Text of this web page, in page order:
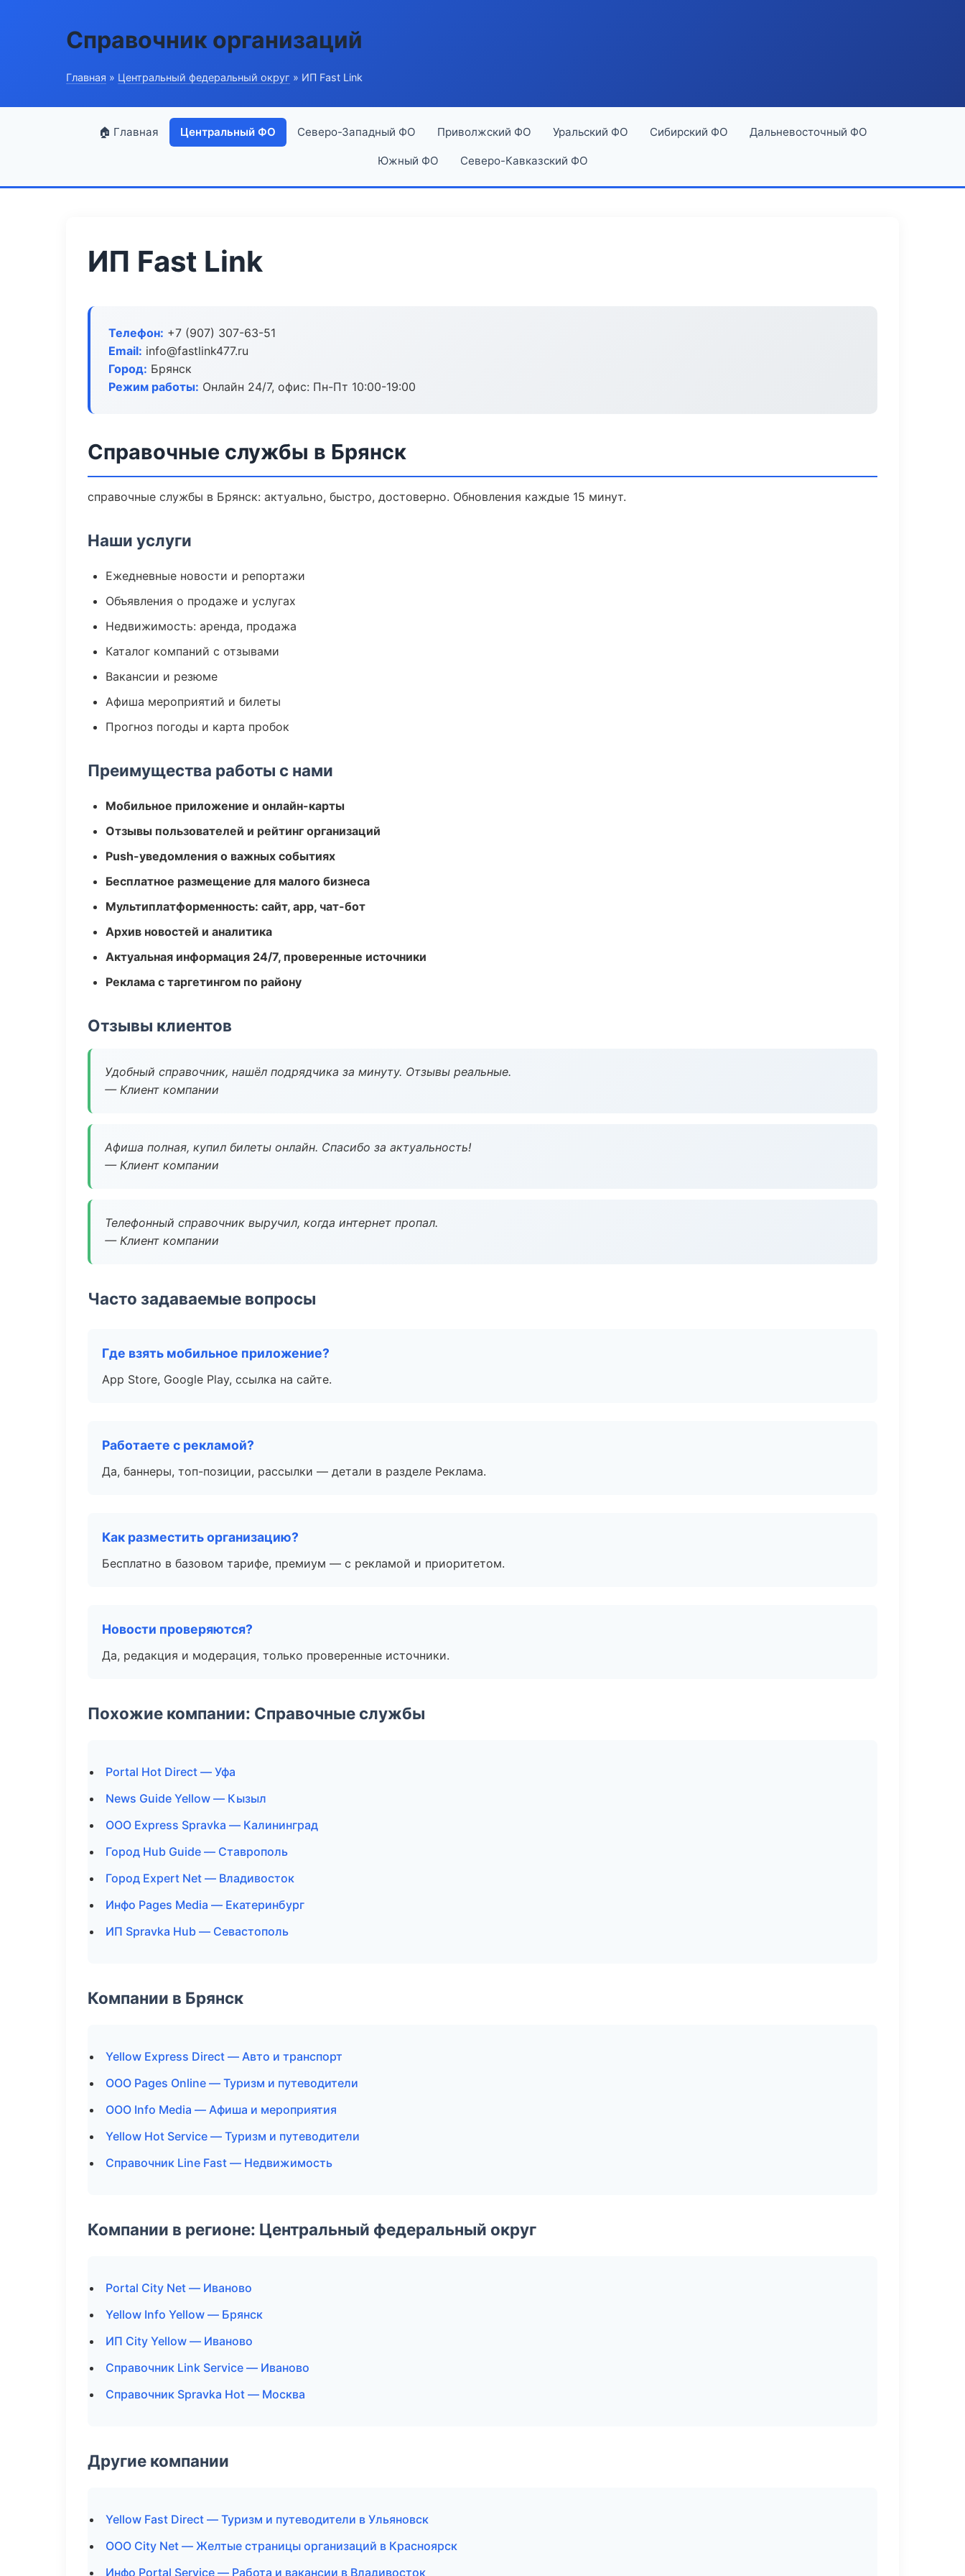
Справочник организаций
Главная » Центральный федеральный округ » ИП Fast Link
🏠 Главная Центральный ФО Северо-Западный ФО Приволжский ФО Уральский ФО Сибирский ФО Дальневосточный ФО
Южный ФО Северо-Кавказский ФО
ИП Fast Link
Телефон: +7 (907) 307-63-51
Email: info@fastlink477.ru
Город: Брянск
Режим работы: Онлайн 24/7, офис: Пн-Пт 10:00-19:00
Справочные службы в Брянск
справочные службы в Брянск: актуально, быстро, достоверно. Обновления каждые 15 минут.
Наши услуги
Ежедневные новости и репортажи
Объявления о продаже и услугах
Недвижимость: аренда, продажа
Каталог компаний с отзывами
Вакансии и резюме
Афиша мероприятий и билеты
Прогноз погоды и карта пробок
Преимущества работы с нами
Мобильное приложение и онлайн-карты
Отзывы пользователей и рейтинг организаций
Push-уведомления о важных событиях
Бесплатное размещение для малого бизнеса
Мультиплатформенность: сайт, app, чат-бот
Архив новостей и аналитика
Актуальная информация 24/7, проверенные источники
Реклама с таргетингом по району
Отзывы клиентов
Удобный справочник, нашёл подрядчика за минуту. Отзывы реальные.
— Клиент компании
Афиша полная, купил билеты онлайн. Спасибо за актуальность!
— Клиент компании
Телефонный справочник выручил, когда интернет пропал.
— Клиент компании
Часто задаваемые вопросы
Где взять мобильное приложение?
App Store, Google Play, ссылка на сайте.
Работаете с рекламой?
Да, баннеры, топ-позиции, рассылки — детали в разделе Реклама.
Как разместить организацию?
Бесплатно в базовом тарифе, премиум — с рекламой и приоритетом.
Новости проверяются?
Да, редакция и модерация, только проверенные источники.
Похожие компании: Справочные службы
Portal Hot Direct — Уфа
News Guide Yellow — Кызыл
ООО Express Spravka — Калининград
Город Hub Guide — Ставрополь
Город Expert Net — Владивосток
Инфо Pages Media — Екатеринбург
ИП Spravka Hub — Севастополь
Компании в Брянск
Yellow Express Direct — Авто и транспорт
ООО Pages Online — Туризм и путеводители
ООО Info Media — Афиша и мероприятия
Yellow Hot Service — Туризм и путеводители
Справочник Line Fast — Недвижимость
Компании в регионе: Центральный федеральный округ
Portal City Net — Иваново
Yellow Info Yellow — Брянск
ИП City Yellow — Иваново
Справочник Link Service — Иваново
Справочник Spravka Hot — Москва
Другие компании
Yellow Fast Direct — Туризм и путеводители в Ульяновск
ООО City Net — Желтые страницы организаций в Красноярск
Инфо Portal Service — Работа и вакансии в Владивосток